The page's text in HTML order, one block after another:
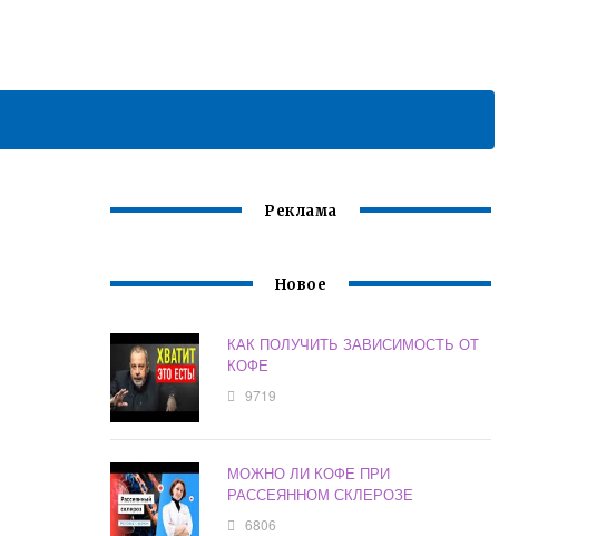
Реклама
Новое
КАК ПОЛУЧИТЬ ЗАВИСИМОСТЬ ОТ
КОФЕ
9719
МОЖНО ЛИ КОФЕ ПРИ
РАССЕЯННОМ СКЛЕРОЗЕ
6806